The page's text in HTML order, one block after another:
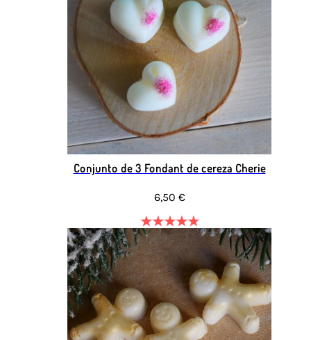
Conjunto de 3 Fondant de cereza Cherie
6,50 €
★★★★★